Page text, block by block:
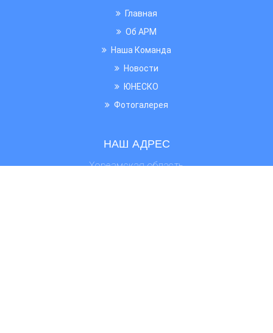
Главная
Об АРМ
Наша Команда
Новости
ЮНЕСКО
Фотогалерея
НАШ АДРЕС
Хорезмская область